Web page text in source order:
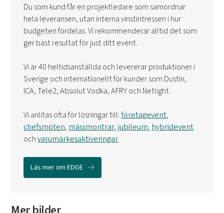
Du som kund får en projektledare som samordnar
hela leveransen, utan interna vinstintressen i hur
budgeten fördelas. Vi rekommenderar alltid det som
ger bäst resultat för just ditt event.
Vi är 40 heltidsanställda och levererar produktioner i
Sverige och internationellt för kunder som Dustin,
ICA, Tele2, Absolut Vodka, AFRY och Netlight.
Vi anlitas ofta för lösningar till:företagevent,
chefsmöten, mässmontrar,jubileum, hybridevent
ochvarumärkesaktiveringar.
Läs mer om EDGE